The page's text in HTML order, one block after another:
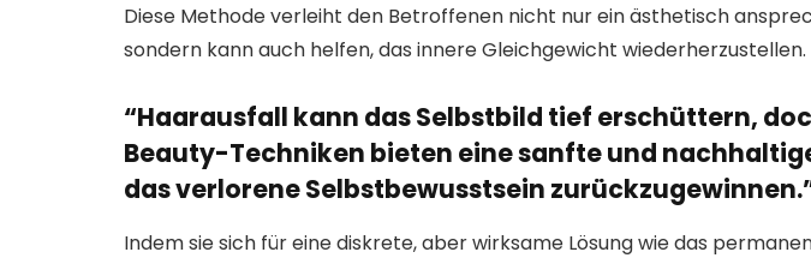
Diese Methode verleiht den Betroffenen nicht nur ein ästhetisch
sondern kann auch helfen, das innere Gleichgewicht wiederherzustellen.
“Haarausfall kann das Selbstbild tief erschüttern,
Beauty-Techniken bieten eine sanfte und
das verlorene Selbstbewusstsein
Indem sie sich für eine diskrete, aber wirksame Lösung wie das